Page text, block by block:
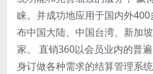
睐。并成功地应用于国内外
布中国大陆、中国台湾、新加
家。 直销360以会员业内的普
身订做各种需求的结算管理系